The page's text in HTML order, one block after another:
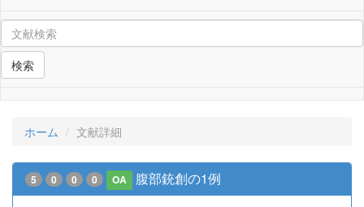
検索
ホーム 文献詳細
5 0 0 0 OA 腹部銃創の1例